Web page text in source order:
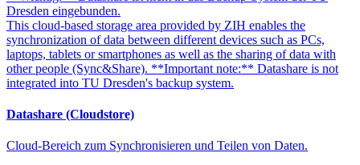
Dresden eingebunden.
This cloud-based storage area provided by ZIH enables the
synchronization of data between different devices such as PCs,
laptops, tablets or smartphones as well as the sharing of data with
other people (Sync&Share). **Important note:** Datashare is not
integrated into TU Dresden's backup system.
Datashare (Cloudstore)
Cloud-Bereich zum Synchronisieren und Teilen von Daten.